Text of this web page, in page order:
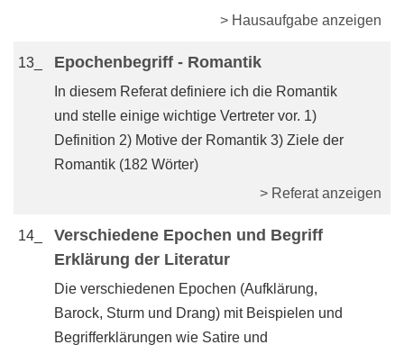
> Hausaufgabe anzeigen
13_ Epochenbegriff - Romantik
In diesem Referat definiere ich die Romantik
und stelle einige wichtige Vertreter vor. 1)
Definition 2) Motive der Romantik 3) Ziele der
Romantik (182 Wörter)
> Referat anzeigen
14_
Verschiedene Epochen und Begriff
Erklärung der Literatur
Die verschiedenen Epochen (Aufklärung,
Barock, Sturm und Drang) mit Beispielen und
Begrifferklärungen wie Satire und